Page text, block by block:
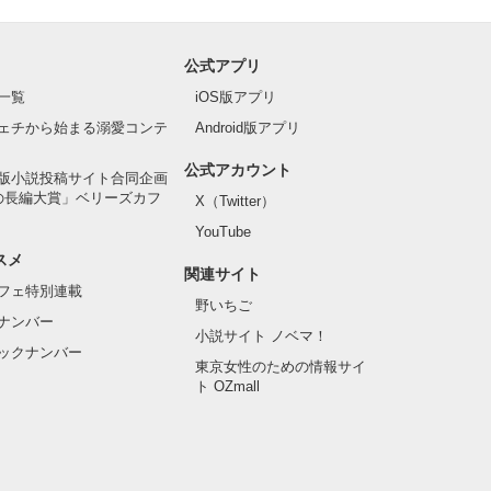
覧
チから始まる溺愛コンテ
小説投稿サイト合同企画
長編大賞」ベリーズカフ
メ
ェ特別連載
ンバー
クナンバー
公式アプリ
iOS版アプリ
Android版アプリ
公式アカウント
X（Twitter）
YouTube
関連サイト
野いちご
小説サイト ノベマ！
東京女性のための情報サイ
ト OZmall